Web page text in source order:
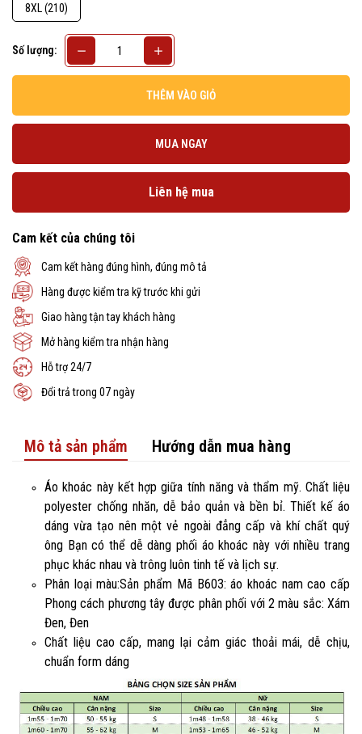
8XL (210)
Số lượng:
THÊM VÀO GIỎ
MUA NGAY
Liên hệ mua
Cam kết của chúng tôi
Cam kết hàng đúng hình, đúng mô tả
Hàng được kiểm tra kỹ trước khi gửi
Giao hàng tận tay khách hàng
Mở hàng kiểm tra nhận hàng
Hỗ trợ 24/7
Đổi trả trong 07 ngày
Mô tả sản phẩm Hướng dẫn mua hàng
Áo khoác này kết hợp giữa tính năng và thẩm mỹ. Chất liệu
polyester chống nhăn, dễ bảo quản và bền bỉ. Thiết kế áo
dáng vừa tạo nên một vẻ ngoài đẳng cấp và khí chất quý
ông Bạn có thể dễ dàng phối áo khoác này với nhiều trang
phục khác nhau và trông luôn tinh tế và lịch sự.
Phân loại màu:Sản phẩm Mã B603: áo khoác nam cao cấp
Phong cách phương tây được phân phối với 2 màu sắc: Xám
Đen, Đen
Chất liệu cao cấp, mang lại cảm giác thoải mái, dễ chịu,
chuẩn form dáng